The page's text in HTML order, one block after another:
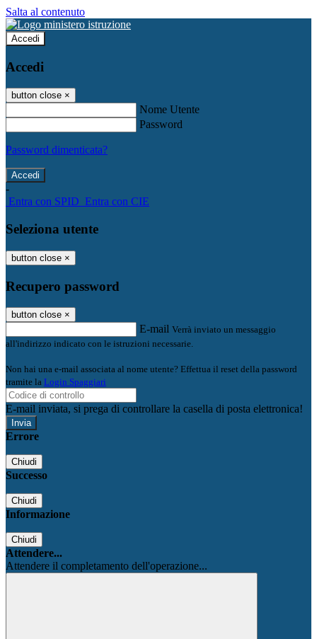
Salta al contenuto
Accedi
Accedi
button close ×
Nome Utente
Password
Password dimenticata?
-
Entra con SPID Entra con CIE
Seleziona utente
button close ×
Recupero password
button close ×
E-mail Verrà inviato un messaggio
all'indirizzo indicato con le istruzioni necessarie.
Non hai una e-mail associata al nome utente? Effettua il reset della password
tramite la Login Spaggiari
E-mail inviata, si prega di controllare la casella di posta elettronica!
Errore
Chiudi
Successo
Chiudi
Informazione
Chiudi
Attendere...
Attendere il completamento dell'operazione...